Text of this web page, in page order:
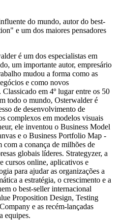
do mundo, autor do best-
e um dos maiores pensadores
é um dos especialistas em
um importante autor, empresário
mudou a forma como as
e como novos
em 4º lugar entre os 50
todo o mundo, Osterwalder é
de desenvolvimento de
complexos em modelos visuais
ele inventou o Business Model
e o Business Portfolio Map -
com a conança de milhões de
globais líderes. Strategyzer, a
cursos online, aplicativos e
para ajudar as organizações a
a estratégia, o crescimento e a
o best-seller internacional
Proposition Design, Testing
e as recém-lançadas
equipes.